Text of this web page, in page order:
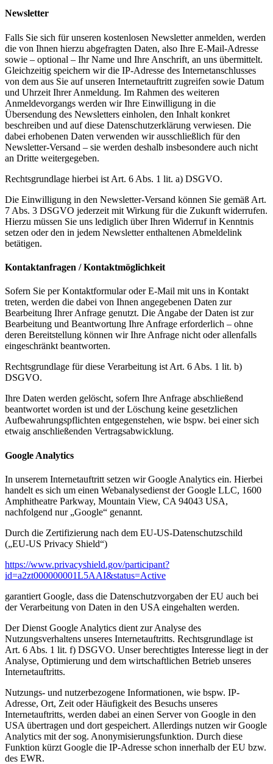
Newsletter
Falls Sie sich für unseren kostenlosen Newsletter anmelden, werden
die von Ihnen hierzu abgefragten Daten, also Ihre E-Mail-Adresse
sowie – optional – Ihr Name und Ihre Anschrift, an uns übermittelt.
Gleichzeitig speichern wir die IP-Adresse des Internetanschlusses
von dem aus Sie auf unseren Internetauftritt zugreifen sowie Datum
und Uhrzeit Ihrer Anmeldung. Im Rahmen des weiteren
Anmeldevorgangs werden wir Ihre Einwilligung in die
Übersendung des Newsletters einholen, den Inhalt konkret
beschreiben und auf diese Datenschutzerklärung verwiesen. Die
dabei erhobenen Daten verwenden wir ausschließlich für den
Newsletter-Versand – sie werden deshalb insbesondere auch nicht
an Dritte weitergegeben.
Rechtsgrundlage hierbei ist Art. 6 Abs. 1 lit. a) DSGVO.
Die Einwilligung in den Newsletter-Versand können Sie gemäß Art.
7 Abs. 3 DSGVO jederzeit mit Wirkung für die Zukunft widerrufen.
Hierzu müssen Sie uns lediglich über Ihren Widerruf in Kenntnis
setzen oder den in jedem Newsletter enthaltenen Abmeldelink
betätigen.
Kontaktanfragen / Kontaktmöglichkeit
Sofern Sie per Kontaktformular oder E-Mail mit uns in Kontakt
treten, werden die dabei von Ihnen angegebenen Daten zur
Bearbeitung Ihrer Anfrage genutzt. Die Angabe der Daten ist zur
Bearbeitung und Beantwortung Ihre Anfrage erforderlich – ohne
deren Bereitstellung können wir Ihre Anfrage nicht oder allenfalls
eingeschränkt beantworten.
Rechtsgrundlage für diese Verarbeitung ist Art. 6 Abs. 1 lit. b)
DSGVO.
Ihre Daten werden gelöscht, sofern Ihre Anfrage abschließend
beantwortet worden ist und der Löschung keine gesetzlichen
Aufbewahrungspflichten entgegenstehen, wie bspw. bei einer sich
etwaig anschließenden Vertragsabwicklung.
Google Analytics
In unserem Internetauftritt setzen wir Google Analytics ein. Hierbei
handelt es sich um einen Webanalysedienst der Google LLC, 1600
Amphitheatre Parkway, Mountain View, CA 94043 USA,
nachfolgend nur „Google“ genannt.
Durch die Zertifizierung nach dem EU-US-Datenschutzschild
(„EU-US Privacy Shield“)
https://www.privacyshield.gov/participant?
id=a2zt000000001L5AAI&status=Active
garantiert Google, dass die Datenschutzvorgaben der EU auch bei
der Verarbeitung von Daten in den USA eingehalten werden.
Der Dienst Google Analytics dient zur Analyse des
Nutzungsverhaltens unseres Internetauftritts. Rechtsgrundlage ist
Art. 6 Abs. 1 lit. f) DSGVO. Unser berechtigtes Interesse liegt in der
Analyse, Optimierung und dem wirtschaftlichen Betrieb unseres
Internetauftritts.
Nutzungs- und nutzerbezogene Informationen, wie bspw. IP-
Adresse, Ort, Zeit oder Häufigkeit des Besuchs unseres
Internetauftritts, werden dabei an einen Server von Google in den
USA übertragen und dort gespeichert. Allerdings nutzen wir Google
Analytics mit der sog. Anonymisierungsfunktion. Durch diese
Funktion kürzt Google die IP-Adresse schon innerhalb der EU bzw.
des EWR.